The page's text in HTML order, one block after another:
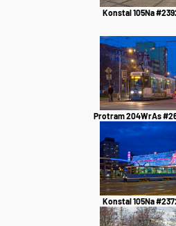
Konstal 105Na
Protram 204WrAs
Konstal 105Na